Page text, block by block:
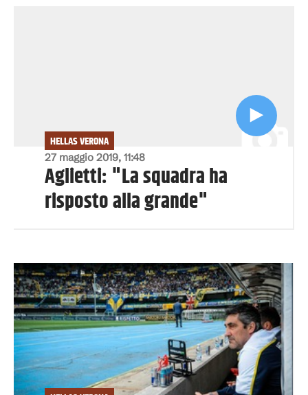
27 maggio 2019, 11:48
HELLAS VERONA
Aglietti: "La squadra ha
risposto alla grande"